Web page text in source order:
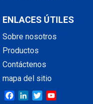
ENLACES ÚTILES
Sobre nosotros
Productos
Contáctenos
mapa del sitio
Facebook
LinkedInTwitter